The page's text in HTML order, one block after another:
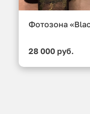
Фотозона
28 000 руб.